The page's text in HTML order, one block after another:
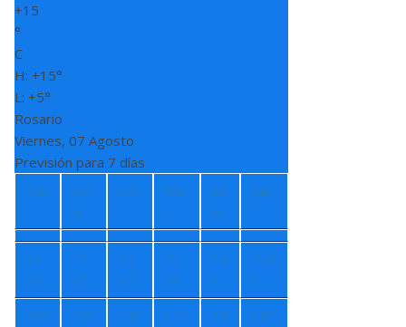
+15
°
C
H: +15°
L: +5°
Rosario
Viernes, 07 Agosto
Previsión para 7 días
Sáb
Do
m
Lun
Ma
r
Mi
é
Jue
+1
6°
+1
5°
+1
4°
+1
3°
+9
°
+11
°
+6° +5° +4° +4° +8
+8°